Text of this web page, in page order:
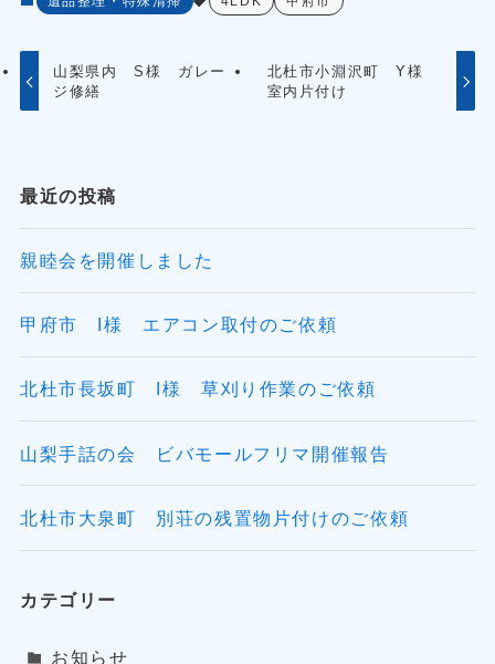
山梨県内 S様 ガレー
ジ修繕
北杜市小淵沢町 Y様
室内片付け
最近の投稿
親睦会を開催しました
甲府市 I様 エアコン取付のご依頼
北杜市長坂町 I様 草刈り作業のご依頼
山梨手話の会 ビバモールフリマ開催報告
北杜市大泉町 別荘の残置物片付けのご依頼
カテゴリー
お知らせ